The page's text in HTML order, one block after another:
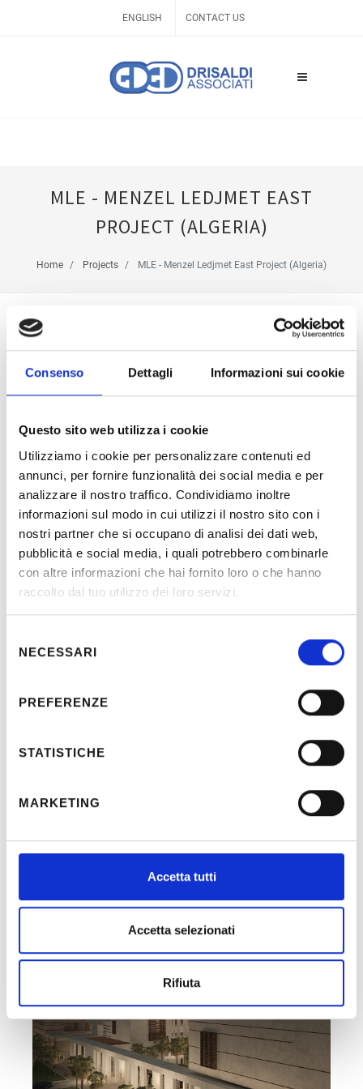
Consenso Dettagli Informazioni sui cookie
Questo sito web utilizza i cookie
Utilizziamo i cookie per personalizzare contenuti ed
annunci, per fornire funzionalità dei social media e per
analizzare il nostro traffico. Condividiamo inoltre
informazioni sul modo in cui utilizzi il nostro sito con i
nostri partner che si occupano di analisi dei dati web,
pubblicità e social media, i quali potrebbero combinarle
con altre informazioni che hai fornito loro o che hanno
raccolto dal tuo utilizzo dei loro servizi.
delNECESSARI
PREFERENZE
STATISTICHE
MARKETING
Accetta tutti
Accetta selezionati
Rifiuta
ENGLISH CONTACT US
MLE - MENZEL LEDJMET EAST
PROJECT (ALGERIA)
Home Projects MLE - Menzel Ledjmet East Project (Algeria)
Description
Construction Design of external network 5,5kV and 400V to
the buildings in Base de Vie, Industrial Base and Security
Camp.
Location:
Partner: